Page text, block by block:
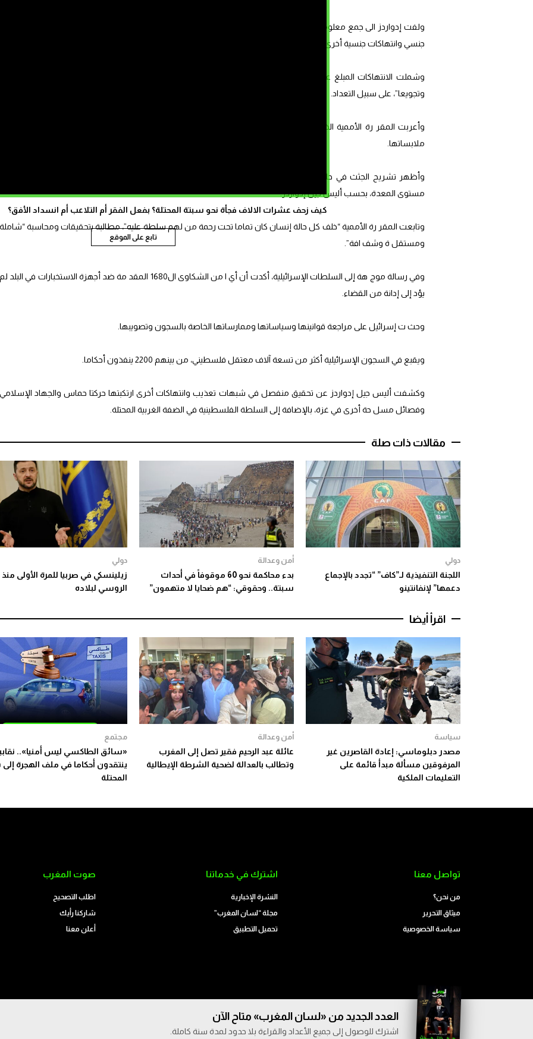
كيف زحف عشرات الالاف فجأة نحو سبتة المحتلة؟ بفعل الفقر أم التلاعب أم انسداد الأفق؟
تابع على الموقع
جنسي وانتهاكات جنسية أخرى.
وشملت الانتهاكات المبلغ عنها “ضربا مبرحا وضغوطا وتقييدا مفرطا وصعقات كهربائية وحرمانا من النوم وسوء تغذية
وتجويعا”، على سبيل التعداد.
ملابساتها.
وأظهر تشريح الجثث في حالات كثيرة كسورا في الضلوع ونزفا جلديا وجروحا في الأعضاء الداخلية، فضلا عن تمز قات على
مستوى المعدة، بحسب أليس جيل إدواردز.
وتابعت المقر رة الأممية “خلف كل حالة إنسان كان تماما تحت رحمة من لهم سلطة عليه”، مطالبة بتحقيقات ومحاسبة “شاملة
ومستقل ة وشف افة”.
وفي رسالة موج هة إلى السلطات الإسرائيلية، أكدت أن أي ا من الشكاوى ال1680 المقد مة ضد أجهزة الاستخبارات في البلد لم
يؤد إلى إدانة من القضاء.
وحث ت إسرائيل على مراجعة قوانينها وسياساتها وممارساتها الخاصة بالسجون وتصويبها.
ويقبع في السجون الإسرائيلية أكثر من تسعة آلاف معتقل فلسطيني، من بينهم 2200 ينفذون أحكاما.
وكشفت أليس جيل إدواردز عن تحقيق منفصل في شبهات تعذيب وانتهاكات أخرى ارتكبتها حركتا حماس والجهاد الإسلامي
وفصائل مسل حة أخرى في غزة، بالإضافة إلى السلطة الفلسطينية في الضفة الغربية المحتلة.
مقالات ذات صلة
دولي
اللجنة التنفيذية لـ”كاف” “تجدد بالإجماع
دعمها” لإنفانتينو
أمن وعدالة
بدء محاكمة نحو 60 موقوفاً في أحداث
سبتة.. وحقوقي: “هم ضحايا لا متهمون”
دولي
زيلينسكي في صربيا للمرة الأولى منذ
الروسي لبلاده
اقرأ أيضا
سياسة
مصدر دبلوماسي: إعادة القاصرين غير
المرفوقين مسألة مبدأ قائمة على
التعليمات الملكية
أمن وعدالة
عائلة عبد الرحيم فقير تصل إلى المغرب
وتطالب بالعدالة لضحية الشرطة الإيطالية
مجتمع
«سائق الطاكسي ليس أمنيا»..
ينتقدون أحكاما في ملف الهجرة
المحتلة
العدد الجديد من «لسان المغرب» متاح الآن
اشترك للوصول إلى جميع الأعداد والقراءة بلا حدود لمدة سنة كاملة.
تواصل معنا
من نحن؟
ميثاق التحرير
سياسة الخصوصية
اشترك في خدماتنا
النشرة الإخبارية
مجلة “لسان المغرب”
تحميل التطبيق
صوت المغرب
اطلب التصحيح
شاركنا رأيك
أعلن معنا